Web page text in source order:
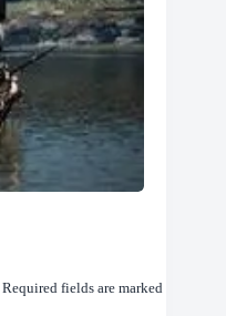
Required fields are marked